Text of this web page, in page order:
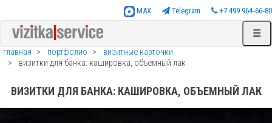
MAX Telegram +7 499 964‑66‑80
☰
главная
портфолио
визитные карточки
визитки для банка: кашировка, объемный лак
ВИЗИТКИ ДЛЯ БАНКА: КАШИРОВКА, ОБЪЕМНЫЙ ЛАК